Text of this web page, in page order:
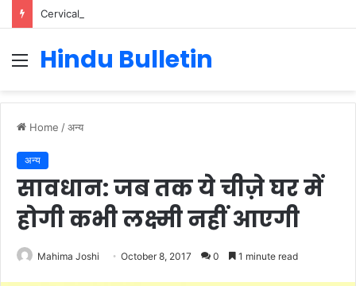
Menu
Hindu Bulletin
Home /अन्य
अन्य
सावधान: जब तक ये चीज़े घर में
होगी कभी लक्ष्मी नहीं आएगी
Mahima Joshi October 8, 2017 0 1 minute read